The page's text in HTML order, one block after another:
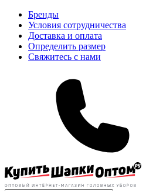
Бренды
Условия сотрудничества
Доставка и оплата
Определить размер
Свяжитесь с нами